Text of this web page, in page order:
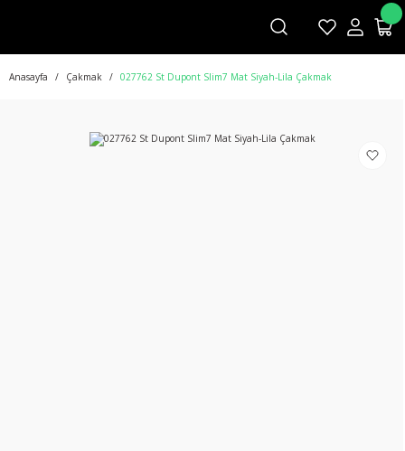
Anasayfa Çakmak 027762 St Dupont Slim7 Mat Siyah-Lila Çakmak